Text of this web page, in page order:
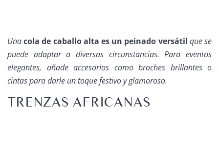
Unacola de caballo alta es un peinado versátil que se
puede adaptar a diversas circunstancias. Para eventos
elegantes, añade accesorios como broches brillantes o
cintas para darle un toque festivo y glamoroso.
TRENZAS AFRICANAS